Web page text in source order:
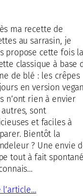
ma recette de
au sarrasin, je
propose cette fois la
classique à base
de blé : les crêpes
en version
n’ont rien à envier
autres, sont
et faciles à
Bientôt la
? Une envie
tout à fait
l’article…